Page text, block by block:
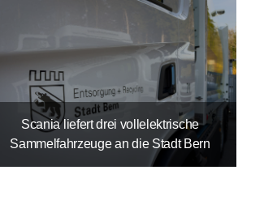
Scania liefert drei vollelektrische
Sammelfahrzeuge an die Stadt Bern